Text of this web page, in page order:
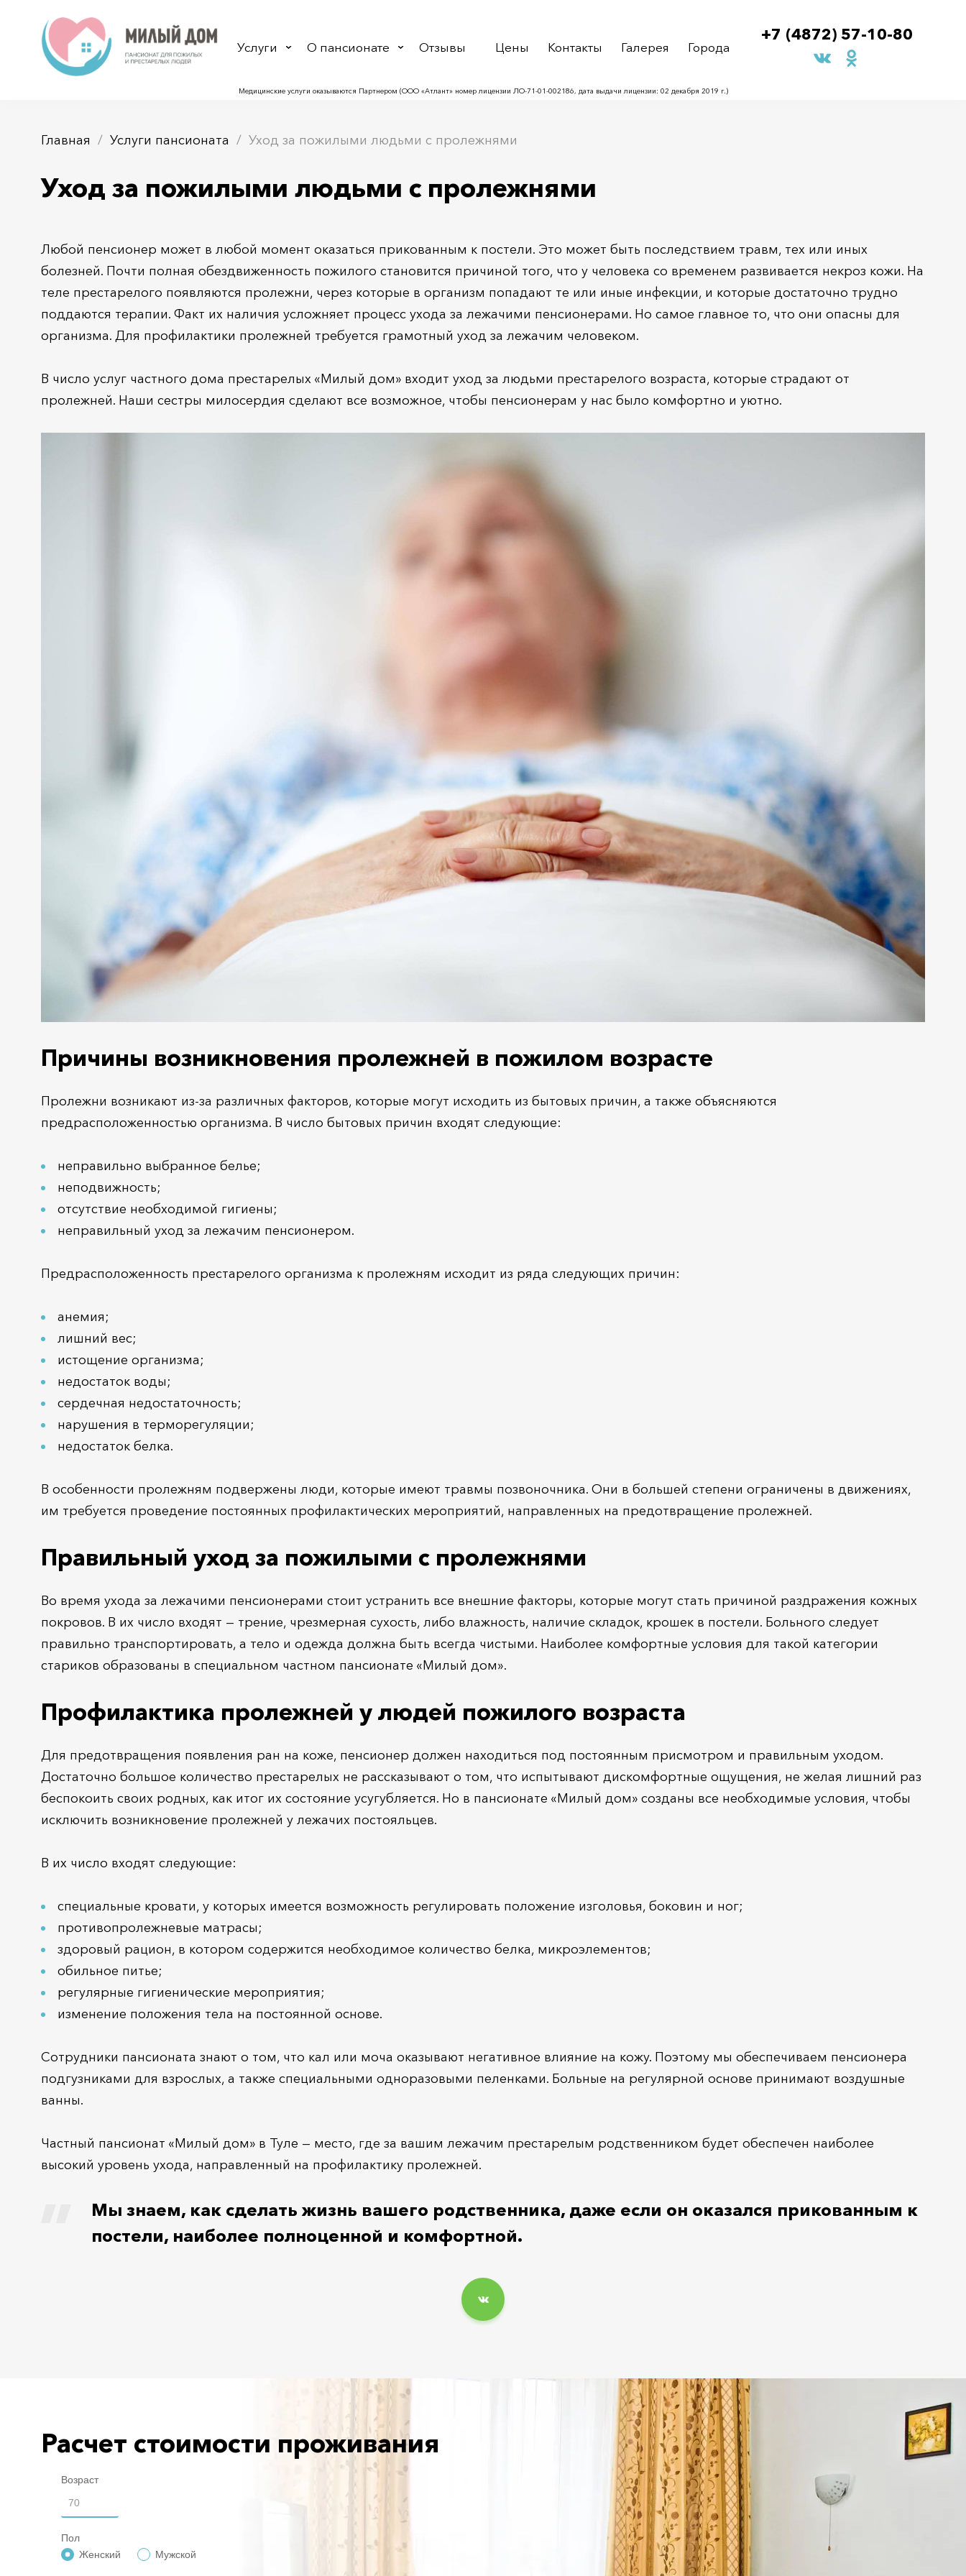
Услуги О пансионате Отзывы Цены Контакты Галерея Города
+7 (4872) 57-10-80
Медицинские услуги оказываются Партнером (ООО «Атлант» номер лицензии ЛО-71-01-002186, дата выдачи лицензии: 02 декабря 2019 г.)
Главная Услуги пансионата Уход за пожилыми людьми с пролежнями
Уход за пожилыми людьми с пролежнями
Любой пенсионер может в любой момент оказаться прикованным к постели. Это может быть последствием травм, тех или иных
болезней. Почти полная обездвиженность пожилого становится причиной того, что у человека со временем развивается некроз кожи. На
теле престарелого появляются пролежни, через которые в организм попадают те или иные инфекции, и которые достаточно трудно
поддаются терапии. Факт их наличия усложняет процесс ухода за лежачими пенсионерами. Но самое главное то, что они опасны для
организма. Для профилактики пролежней требуется грамотный уход за лежачим человеком.
В число услуг частного дома престарелых «Милый дом» входит уход за людьми престарелого возраста, которые страдают от
пролежней. Наши сестры милосердия сделают все возможное, чтобы пенсионерам у нас было комфортно и уютно.
Причины возникновения пролежней в пожилом возрасте
Пролежни возникают из-за различных факторов, которые могут исходить из бытовых причин, а также объясняются
предрасположенностью организма. В число бытовых причин входят следующие:
неправильно выбранное белье;
неподвижность;
отсутствие необходимой гигиены;
неправильный уход за лежачим пенсионером.
Предрасположенность престарелого организма к пролежням исходит из ряда следующих причин:
анемия;
лишний вес;
истощение организма;
недостаток воды;
сердечная недостаточность;
нарушения в терморегуляции;
недостаток белка.
В особенности пролежням подвержены люди, которые имеют травмы позвоночника. Они в большей степени ограничены в движениях,
им требуется проведение постоянных профилактических мероприятий, направленных на предотвращение пролежней.
Правильный уход за пожилыми с пролежнями
Во время ухода за лежачими пенсионерами стоит устранить все внешние факторы, которые могут стать причиной раздражения кожных
покровов. В их число входят — трение, чрезмерная сухость, либо влажность, наличие складок, крошек в постели. Больного следует
правильно транспортировать, а тело и одежда должна быть всегда чистыми. Наиболее комфортные условия для такой категории
стариков образованы в специальном частном пансионате «Милый дом».
Профилактика пролежней у людей пожилого возраста
Для предотвращения появления ран на коже, пенсионер должен находиться под постоянным присмотром и правильным уходом.
Достаточно большое количество престарелых не рассказывают о том, что испытывают дискомфортные ощущения, не желая лишний раз
беспокоить своих родных, как итог их состояние усугубляется. Но в пансионате «Милый дом» созданы все необходимые условия, чтобы
исключить возникновение пролежней у лежачих постояльцев.
В их число входят следующие:
специальные кровати, у которых имеется возможность регулировать положение изголовья, боковин и ног;
противопролежневые матрасы;
здоровый рацион, в котором содержится необходимое количество белка, микроэлементов;
обильное питье;
регулярные гигиенические мероприятия;
изменение положения тела на постоянной основе.
Сотрудники пансионата знают о том, что кал или моча оказывают негативное влияние на кожу. Поэтому мы обеспечиваем пенсионера
подгузниками для взрослых, а также специальными одноразовыми пеленками. Больные на регулярной основе принимают воздушные
ванны.
Частный пансионат «Милый дом» в Туле — место, где за вашим лежачим престарелым родственником будет обеспечен наиболее
высокий уровень ухода, направленный на профилактику пролежней.
Мы знаем, как сделать жизнь вашего родственника, даже если он оказался прикованным к
постели, наиболее полноценной и комфортной.
Расчет стоимости проживания